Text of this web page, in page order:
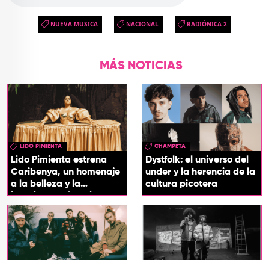
NUEVA MUSICA NACIONAL RADIÓNICA 2
MÁS NOTICIAS
LIDO PIMIENTA
Lido Pimienta estrena
Caribenya, un homenaje
a la belleza y la
identidad del Caribe
CHAMPETA
Dystfolk: el universo del
under y la herencia de la
cultura picotera